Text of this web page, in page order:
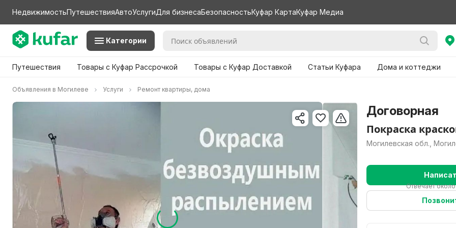
НедвижимостьПутешествияАвтоУслугиДля бизнесаБезопасностьКуфар КартаКуфар Медиа
Категории
Путешествия Товары с Куфар Рассрочкой Товары с Куфар Доставкой Статьи Куфара Дома и коттеджи
Объявления в Могилеве Услуги Ремонт квартиры, дома
Договорная
Покраска
Могилевская обл.,
Отвечает